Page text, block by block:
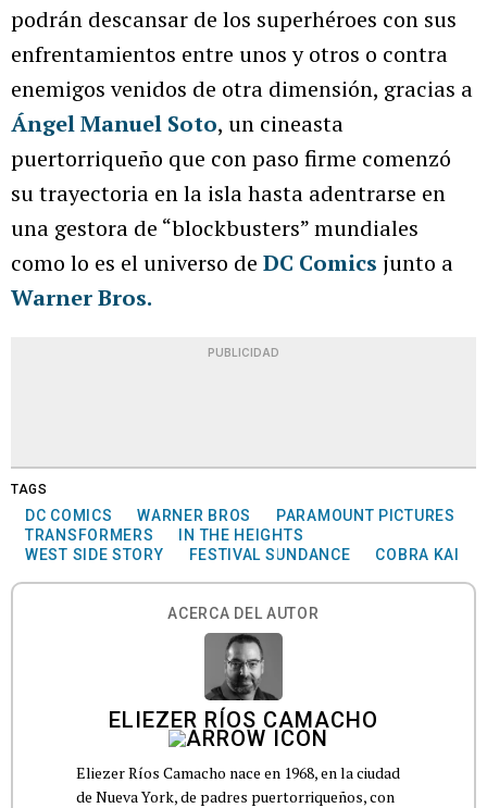
podrán descansar de los superhéroes con sus
enfrentamientos entre unos y otros o contra
enemigos venidos de otra dimensión, gracias a
Ángel Manuel Soto, un cineasta
puertorriqueño que con paso firme comenzó
su trayectoria en la isla hasta adentrarse en
una gestora de “blockbusters” mundiales
como lo es el universo de DC Comics junto a
Warner Bros.
PUBLICIDAD
TAGS
DC COMICS WARNER BROS
PARAMOUNT PICTURES
TRANSFORMERS
IN THE HEIGHTS
WEST SIDE STORY
FESTIVAL SUNDANCE COBRA KAI
ACERCA DEL AUTOR
ELIEZER RÍOS CAMACHO
Eliezer Ríos Camacho nace en 1968, en la ciudad
de Nueva York, de padres puertorriqueños, con